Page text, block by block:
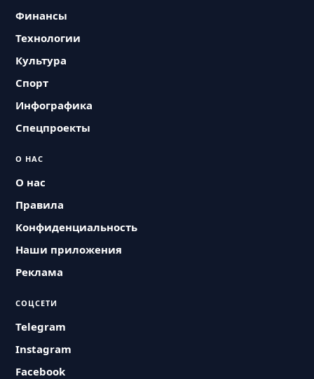
Финансы
Технологии
Культура
Спорт
Инфографика
Спецпроекты
О НАС
О нас
Правила
Конфиденциальность
Наши приложения
Реклама
СОЦСЕТИ
Telegram
Instagram
Facebook